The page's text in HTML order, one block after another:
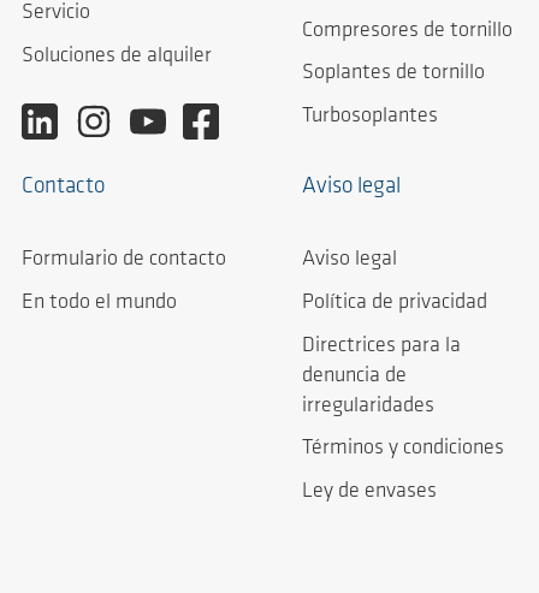
Servicio
Soluciones de alquiler
Compresores de tornillo
Soplantes de tornillo
Turbosoplantes
Contacto
Formulario de contacto
En todo el mundo
Aviso legal
Aviso legal
Política de privacidad
Directrices para la
denuncia de
irregularidades
Términos y condiciones
Ley de envases